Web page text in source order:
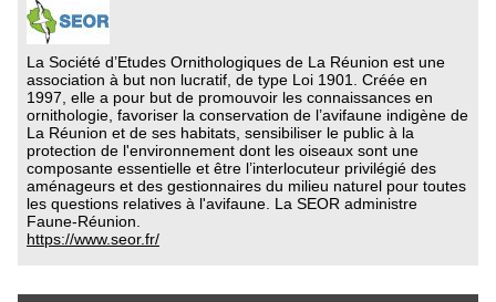
La Société d’Etudes Ornithologiques de La Réunion est une
association à but non lucratif, de type Loi 1901. Créée en
1997, elle a pour but de promouvoir les connaissances en
ornithologie, favoriser la conservation de l’avifaune indigène de
La Réunion et de ses habitats, sensibiliser le public à la
protection de l'environnement dont les oiseaux sont une
composante essentielle et être l’interlocuteur privilégié des
aménageurs et des gestionnaires du milieu naturel pour toutes
les questions relatives à l'avifaune. La SEOR administre
Faune-Réunion.
https://www.seor.fr/